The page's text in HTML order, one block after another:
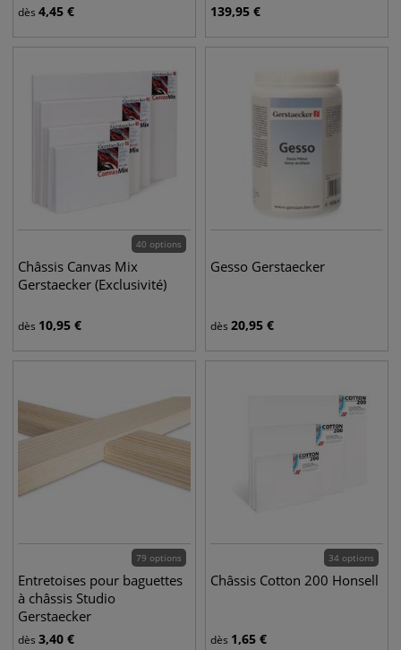
dès 4,45 € 139,95 €
40 options
Châssis Canvas Mix
Gerstaecker (Exclusivité)
dès 10,95 €
Gesso Gerstaecker
dès 20,95 €
79 options
Entretoises pour baguettes
à châssis Studio
Gerstaecker
dès 3,40 €
34 options
Châssis Cotton 200 Honsell
dès 1,65 €